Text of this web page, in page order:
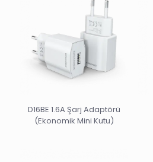
D16BE 1.6A Şarj Adaptörü
(Ekonomik Mini Kutu)